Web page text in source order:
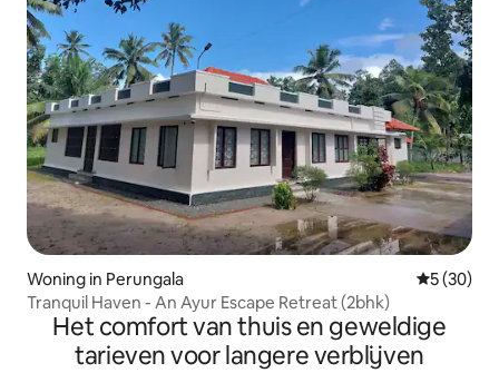
Woning in Perungala
5 (30)
Tranquil Haven - An Ayur Escape Retreat (2bhk)
Het comfort van thuis en geweldige
tarieven voor langere verblijven